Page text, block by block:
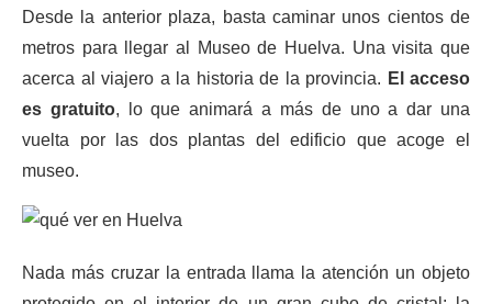
Desde la anterior plaza, basta caminar unos cientos de
metros para llegar al Museo de Huelva. Una visita que
acerca al viajero a la historia de la provincia. El acceso
es gratuito, lo que animará a más de uno a dar una
vuelta por las dos plantas del edificio que acoge el
museo.
Nada más cruzar la entrada llama la atención un objeto